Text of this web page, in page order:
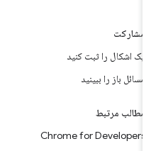
مشارکت
یک اشکال را ثبت کنید
مسائل باز را ببینید
مطالب مرتبط
Chrome for Developers